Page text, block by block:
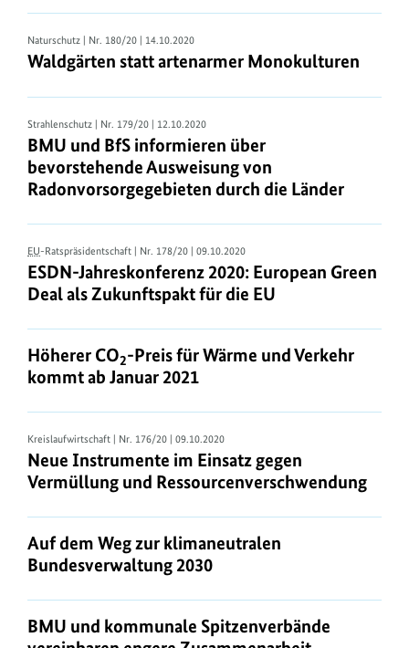
Naturschutz | Nr. 180/20 | 14.10.2020
Waldgärten statt artenarmer Monokulturen
Strahlenschutz | Nr. 179/20 | 12.10.2020
BMU und BfS informieren über
bevorstehende Ausweisung von
Radonvorsorgegebieten durch die Länder
EU-Ratspräsidentschaft | Nr. 178/20 | 09.10.2020
ESDN-Jahreskonferenz 2020: European Green
Deal als Zukunftspakt für die EU
Höherer CO2-Preis für Wärme und Verkehr
kommt ab Januar 2021
Kreislaufwirtschaft | Nr. 176/20 | 09.10.2020
Neue Instrumente im Einsatz gegen
Vermüllung und Ressourcenverschwendung
Auf dem Weg zur klimaneutralen
Bundesverwaltung 2030
BMU und kommunale Spitzenverbände